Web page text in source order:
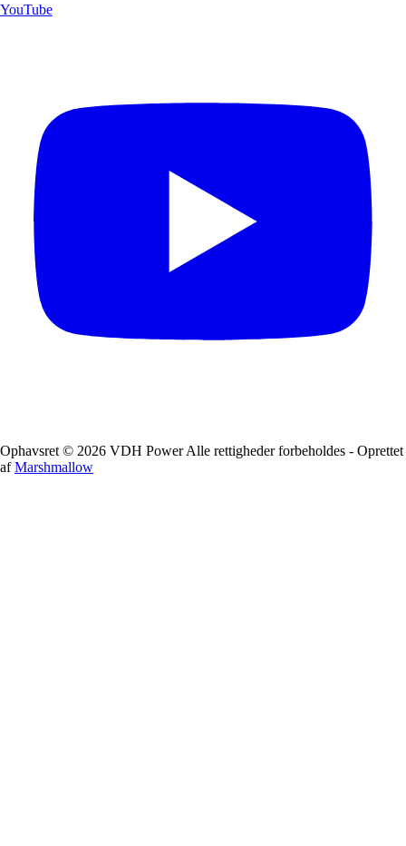
YouTube
Ophavsret © 2026 VDH Power Alle rettigheder forbeholdes - Oprettet
afMarshmallow